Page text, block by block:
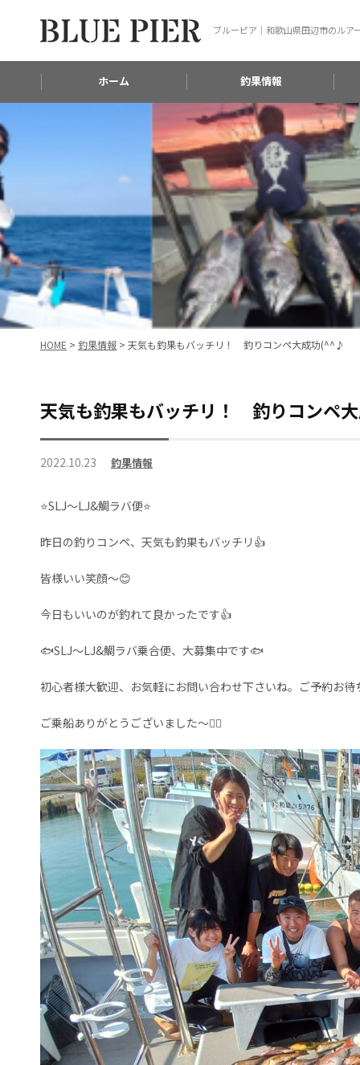
ブルーピア｜和歌山県田辺市のルア
ホーム 釣果情報
HOME > 釣果情報 > 天気も釣果もバッチリ！ 釣りコンペ大成功
天気も釣果もバッチリ！ 釣りコ
2022.10.23 釣果情報
⭐SLJ～LJ&鯛ラバ便⭐
昨日の釣りコンペ、天気も釣果もバッチリ👍️
皆様いい笑顔～😊
今日もいいのが釣れて良かったです👍️
🐟️SLJ～LJ&鯛ラバ乗合便、大募集中です🐟️
初心者様大歓迎、お気軽にお問い合わせ下さいね。ご予約お待
ご乗船ありがとうございました～🙇‍♀️